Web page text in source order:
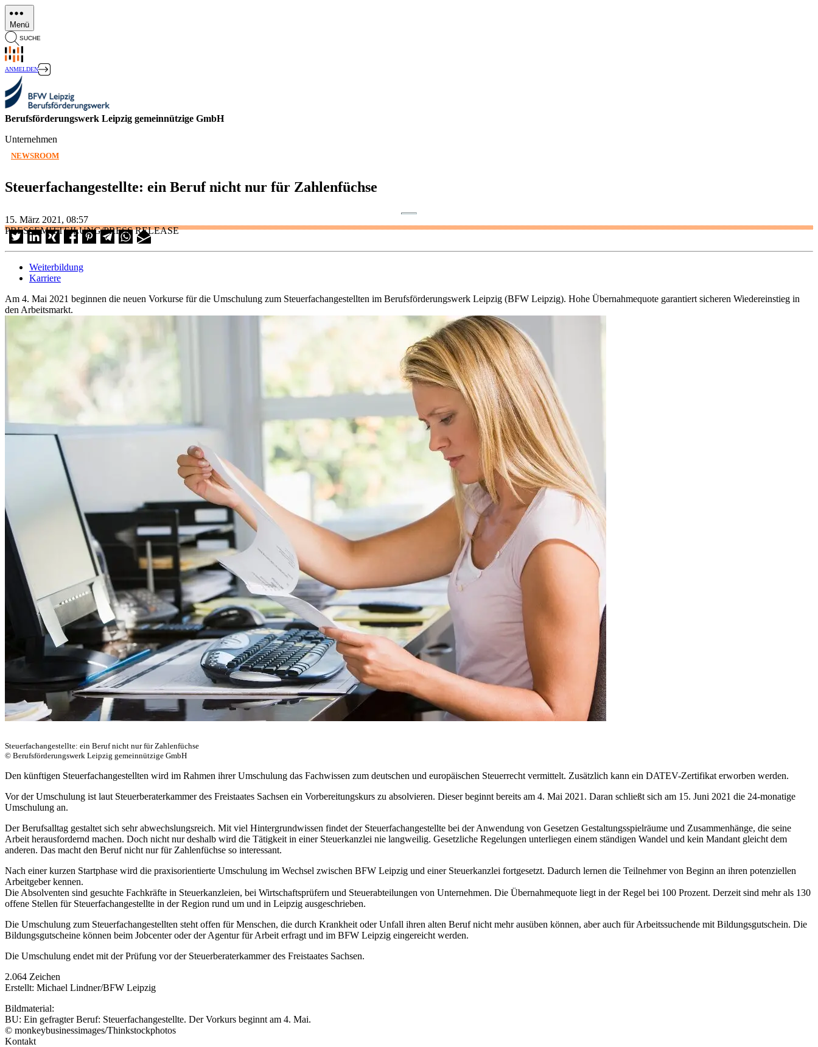
Direkt
zum
Inhalt
Menü
SUCHE
ANMELDEN
Berufsförderungswerk Leipzig gemeinnützige GmbH
Unternehmen
NEWSROOM
Steuerfachangestellte: ein Beruf nicht nur für Zahlenfüchse
15. März 2021, 08:57
PRESSEMITTEILUNG/PRESS RELEASE
Weiterbildung
Karriere
Am 4. Mai 2021 beginnen die neuen Vorkurse für die Umschulung zum Steuerfachangestellten im Berufsförderungswerk Leipzig (BFW Leipzig). Hohe Übernahmequote garantiert sicheren Wiedereinstieg in
den Arbeitsmarkt.
Steuerfachangestellte: ein Beruf nicht nur für Zahlenfüchse
© Berufsförderungswerk Leipzig gemeinnützige GmbH
Den künftigen Steuerfachangestellten wird im Rahmen ihrer Umschulung das Fachwissen zum deutschen und europäischen Steuerrecht vermittelt. Zusätzlich kann ein DATEV-Zertifikat erworben werden.
Vor der Umschulung ist laut Steuerberaterkammer des Freistaates Sachsen ein Vorbereitungskurs zu absolvieren. Dieser beginnt bereits am 4. Mai 2021. Daran schließt sich am 15. Juni 2021 die 24-monatige
Umschulung an.
Der Berufsalltag gestaltet sich sehr abwechslungsreich. Mit viel Hintergrundwissen findet der Steuerfachangestellte bei der Anwendung von Gesetzen Gestaltungsspielräume und Zusammenhänge, die seine
Arbeit herausfordernd machen. Doch nicht nur deshalb wird die Tätigkeit in einer Steuerkanzlei nie langweilig. Gesetzliche Regelungen unterliegen einem ständigen Wandel und kein Mandant gleicht dem
anderen. Das macht den Beruf nicht nur für Zahlenfüchse so interessant.
Nach einer kurzen Startphase wird die praxisorientierte Umschulung im Wechsel zwischen BFW Leipzig und einer Steuerkanzlei fortgesetzt. Dadurch lernen die Teilnehmer von Beginn an ihren potenziellen
Arbeitgeber kennen.
Die Absolventen sind gesuchte Fachkräfte in Steuerkanzleien, bei Wirtschaftsprüfern und Steuerabteilungen von Unternehmen. Die Übernahmequote liegt in der Regel bei 100 Prozent. Derzeit sind mehr als 130
offene Stellen für Steuerfachangestellte in der Region rund um und in Leipzig ausgeschrieben.
Die Umschulung zum Steuerfachangestellten steht offen für Menschen, die durch Krankheit oder Unfall ihren alten Beruf nicht mehr ausüben können, aber auch für Arbeitssuchende mit Bildungsgutschein. Die
Bildungsgutscheine können beim Jobcenter oder der Agentur für Arbeit erfragt und im BFW Leipzig eingereicht werden.
Die Umschulung endet mit der Prüfung vor der Steuerberaterkammer des Freistaates Sachsen.
2.064 Zeichen
Erstellt: Michael Lindner/BFW Leipzig
Bildmaterial:
BU: Ein gefragter Beruf: Steuerfachangestellte. Der Vorkurs beginnt am 4. Mai.
© monkeybusinessimages/Thinkstockphotos
Kontakt